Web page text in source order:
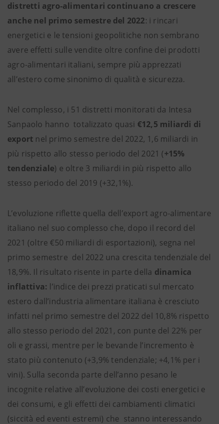
distretti agro-alimentari continuano a crescere
anche nel primo semestre del 2022: i rincari
energetici e le tensioni geopolitiche non sembrano
avere effetti sulle vendite oltre confine dei prodotti
agro-alimentari italiani, sempre più apprezzati
all’estero come sinonimo di qualità e sicurezza.
Nel complesso, i 51 distretti monitorati da Intesa
Sanpaolo hanno totalizzato quasi €12,5 miliardi di
export nel primo semestre del 2022, 1,6 miliardi in
più rispetto allo stesso periodo del 2021 (+15%
tendenziale) e oltre 3 miliardi in più rispetto allo
stesso periodo del 2019 (+32,1%).
L’evoluzione riflette quella dell’export agro-alimentare
italiano nel suo complesso che, dopo il record del
2021 (oltre €50 miliardi di esportazioni), segna nel
primo semestre del 2022 una crescita tendenziale del
18,9%. Il risultato risente in parte della dinamica
inflattiva: l’indice dei prezzi praticati sul mercato
estero dall’industria alimentare italiana è cresciuto
infatti nel primo semestre del 2022 del 10,8% rispetto
allo stesso periodo del 2021, con punte del 22% per
oli e grassi, mentre per le bevande l’incremento è
stato più contenuto (+3,9% tendenziale; +4,1% per i
vini). Sulla seconda parte dell’anno pesano le
incognite relative all’evoluzione dei costi energetici e
dei consumi, e gli effetti dei cambiamenti climatici
(siccità ed eventi estremi) che stanno interessando